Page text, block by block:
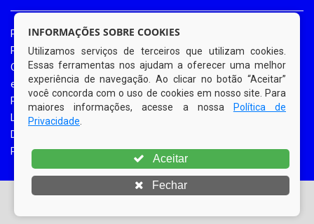
Portal da Transparência
Portal da Transparência COVID-19
Ouvidoria Eletrônica
e-SIC
Processos de Licitação
Licitações em Andamento
Diário Oficial
Portal do Contribuinte
© Copyright 2026 Prefeitura Municipal de Bom Jardim |
INFORMAÇÕES SOBRE COOKIES
Utilizamos serviços de terceiros que utilizam cookies.
Essas ferramentas nos ajudam a oferecer uma melhor
experiência de navegação. Ao clicar no botão “Aceitar”
você concorda com o uso de cookies em nosso site. Para
maiores informações, acesse a nossa
Política de
Privacidade
Aceitar
Fechar